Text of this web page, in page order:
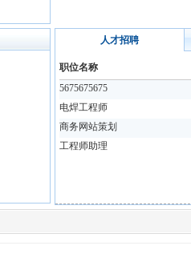
人才招聘
职位名称
5675675675
电焊工程师
商务网站策划
工程师助理